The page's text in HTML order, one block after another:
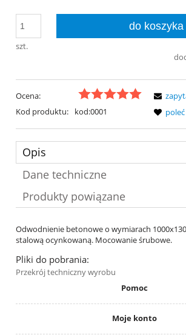
szt.
do koszyka
Ocena:
Kod produktu:
kod:0001
Opis
Dane techniczne
Produkty powiązane
Odwodnienie betonowe o wymiarach
stalową ocynkowaną. Mocowanie śrubowe.
Pliki do pobrania:
Przekrój techniczny wyrobu
Pomoc
Moje konto